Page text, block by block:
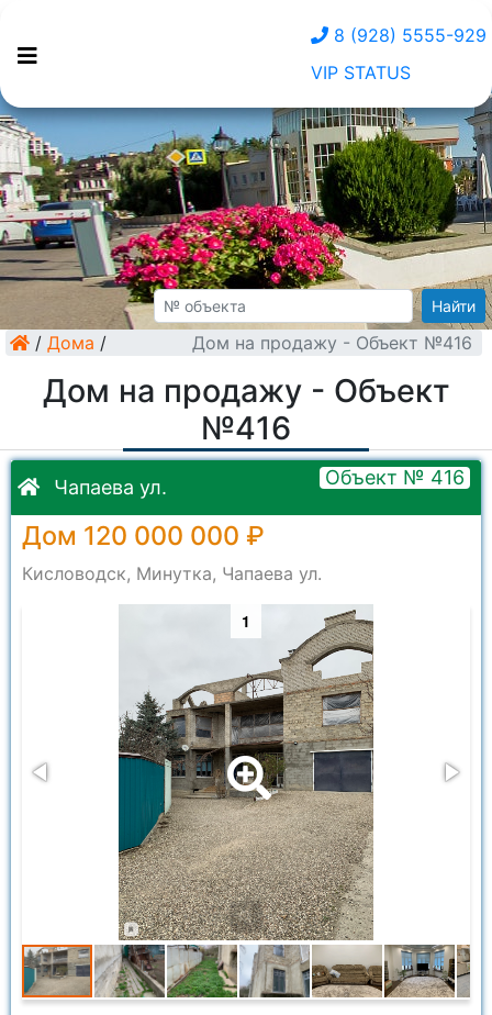
8 (928) 5555-929
VIP STATUS
Найти
/ Дома / Дом на продажу - Объект №416
Дом на продажу - Объект
№416
Чапаева ул. Объект № 416
Дом 120 000 000 ₽
Кисловодск, Минутка, Чапаева ул.
1